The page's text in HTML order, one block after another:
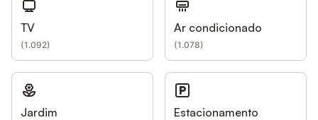
TV
(1.092)
Ar condicionado
(1.078)
Jardim Estacionamento